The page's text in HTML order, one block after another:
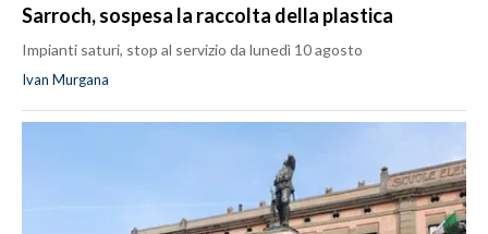
Sarroch, sospesa la raccolta della plastica
Impianti saturi, stop al servizio da lunedì 10 agosto
Ivan Murgana